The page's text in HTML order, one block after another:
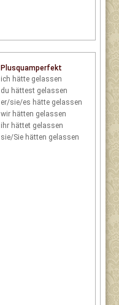
Plusquamperfekt
ich hätte gelassen
du hättest gelassen
er/sie/es hätte gelassen
wir hätten gelassen
ihr hättet gelassen
sie/Sie hätten gelassen